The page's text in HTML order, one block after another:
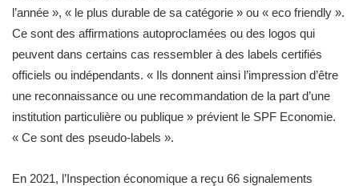
l’année », « le plus durable de sa catégorie » ou « eco friendly ».
Ce sont des affirmations autoproclamées ou des logos qui
peuvent dans certains cas ressembler à des labels certifiés
officiels ou indépendants. « Ils donnent ainsi l’impression d’être
une reconnaissance ou une recommandation de la part d’une
institution particulière ou publique » prévient le SPF Economie.
« Ce sont des pseudo-labels ».
En 2021, l’Inspection économique a reçu 66 signalements